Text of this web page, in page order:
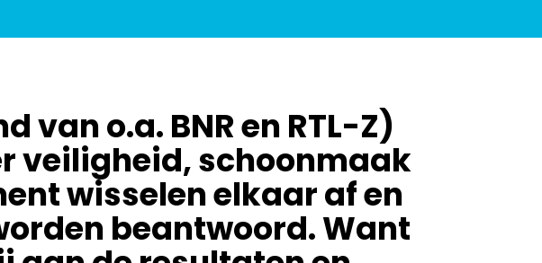
van o.a. BNR en RTL-Z)
veiligheid, schoonmaak
wisselen elkaar af en
beantwoord. Want